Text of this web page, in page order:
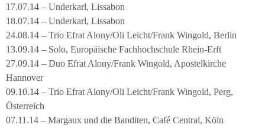
17.07.14 – Underkarl, Lissabon
18.07.14 – Underkarl, Lissabon
24.08.14 – Trio Efrat Alony/Oli Leicht/Frank Wingold, Berlin
13.09.14 – Solo, Europäische Fachhochschule Rhein-Erft
27.09.14 – Duo Efrat Alony/Frank Wingold, Apostelkirche
Hannover
09.10.14 – Trio Efrat Alony/Oli Leicht/Frank Wingold, Perg,
Österreich
07.11.14 – Margaux und die Banditen, Café Central, Köln